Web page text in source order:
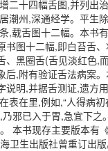
二十四幅舌图,并列出
潮州,深通经学。平生
,载舌图十二幅。本书
书图十二幅,即白苔舌
、黑圈舌(舌见淡红色,
后,附有验证舌法病案
说明,并据舌测证,遗方
表在里,例如,“人得病
邪已入于胃,急宜下
本书现存主要版本
卫生出版社曾重订出版